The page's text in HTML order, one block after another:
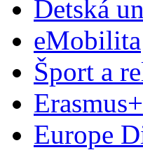
Detská
eMobilita
Šport a
Erasmus+
Europe